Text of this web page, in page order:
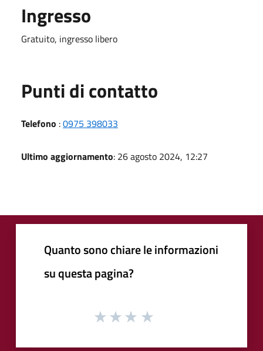
Ingresso
Gratuito, ingresso libero
Punti di contatto
Telefono :0975 398033
Ultimo aggiornamento: 26 agosto 2024, 12:27
Quanto sono chiare le informazioni
su questa pagina?